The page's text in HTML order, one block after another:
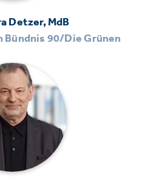
Detzer, MdB
90/Die Grünen